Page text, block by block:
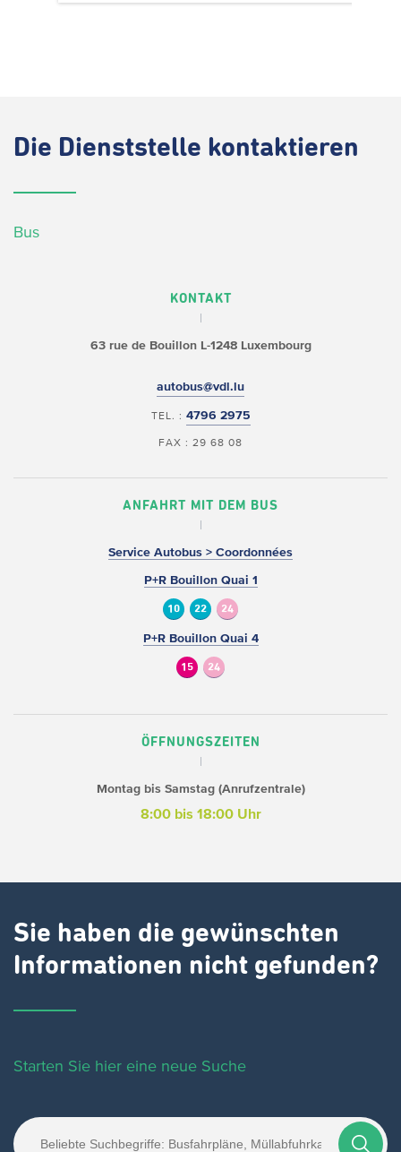
Die Dienststelle kontaktieren
Bus
KONTAKT
63 rue de BouillonL-1248 Luxembourg
autobus@vdl.lu
TEL. : 4796 2975
FAX : 29 68 08
ANFAHRT MIT DEM BUS
Service Autobus > Coordonnées
P+R Bouillon Quai 1
10 22 24
P+R Bouillon Quai 4
15 24
ÖFFNUNGSZEITEN
Montag bis Samstag (Anrufzentrale)
8:00 bis 18:00 Uhr
Sie haben die gewünschten
Informationen nicht gefunden?
Starten Sie hier eine neue Suche